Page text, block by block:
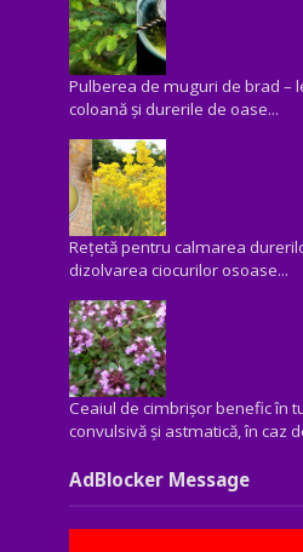
Pulberea de muguri de brad –
coloană și durerile de oase...
Rețetă pentru calmarea
dizolvarea ciocurilor osoase...
Ceaiul de cimbrișor benefic în
convulsivă şi astmatică, în caz
AdBlocker Message